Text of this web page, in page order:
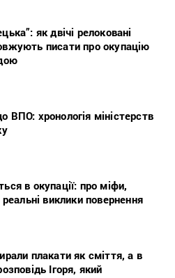
як двічі релоковані
писати про окупацію
хронологія міністерств
в окупації: про міфи,
виклики повернення
плакати як сміття, а в
Ігоря, який